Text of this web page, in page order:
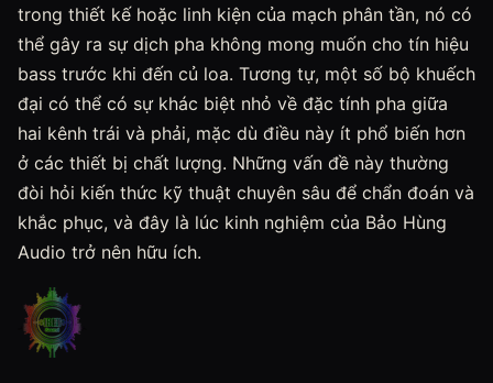
trong thiết kế hoặc linh kiện của mạch phân tần, nó có
thể gây ra sự dịch pha không mong muốn cho tín hiệu
bass trước khi đến củ loa. Tương tự, một số bộ khuếch
đại có thể có sự khác biệt nhỏ về đặc tính pha giữa
hai kênh trái và phải, mặc dù điều này ít phổ biến hơn
ở các thiết bị chất lượng. Những vấn đề này thường
đòi hỏi kiến thức kỹ thuật chuyên sâu để chẩn đoán và
khắc phục, và đây là lúc kinh nghiệm của Bảo Hùng
Audio trở nên hữu ích.